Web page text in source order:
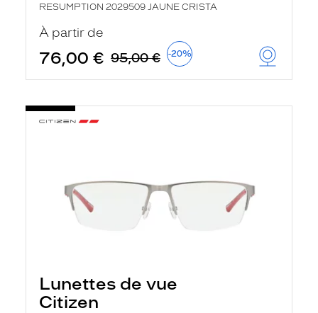
RESUMPTION 2029509 JAUNE CRISTA
À partir de
76,00 € 95,00 € -20%
Lunettes de vue
Citizen